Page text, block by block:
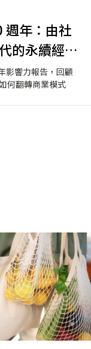
週年：由社
的永續經濟
影響力報告，回顧
何翻轉商業模式